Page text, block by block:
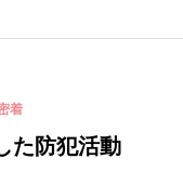
着
た防犯活動